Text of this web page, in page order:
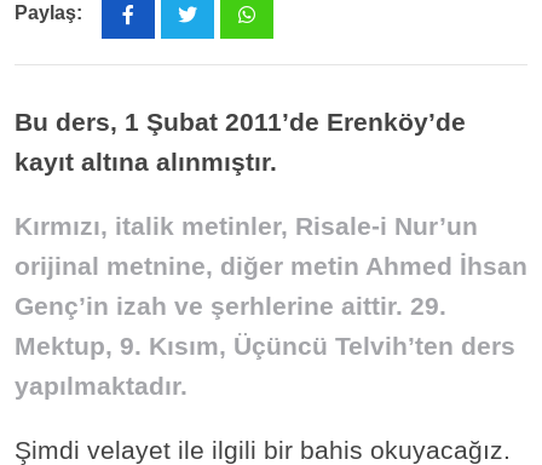
Paylaş:
Bu ders, 1 Şubat 2011’de Erenköy’de
kayıt altına alınmıştır.
Kırmızı, italik metinler, Risale-i Nur’un
orijinal metnine, diğer metin Ahmed İhsan
Genç’in izah ve şerhlerine aittir. 29.
Mektup, 9. Kısım, Üçüncü Telvih’ten ders
yapılmaktadır.
Şimdi velayet ile ilgili bir bahis okuyacağız.